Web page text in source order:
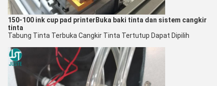
150-100 ink cup pad printer Buka baki tinta dan sistem cangkir
tinta
Tabung Tinta Terbuka Cangkir Tinta Tertutup Dapat Dipilih